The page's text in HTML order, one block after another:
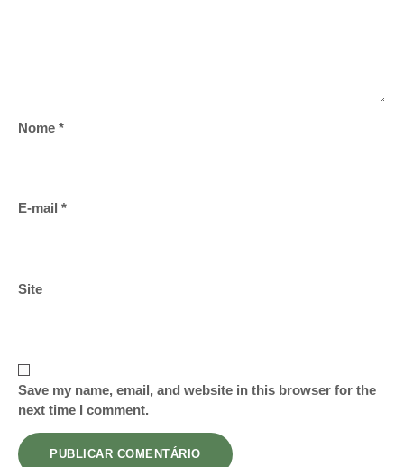
Nome *
E-mail *
Site
Save my name, email, and website in this browser for the
next time I comment.